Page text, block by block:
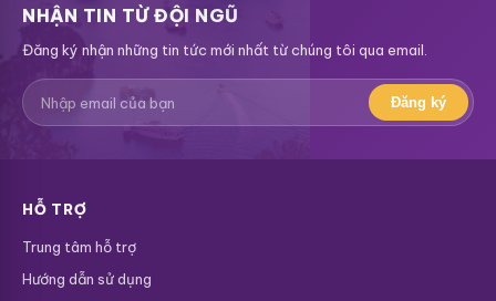
NHẬN TIN TỪ ĐỘI NGŨ
Đăng ký nhận những tin tức mới nhất từ chúng tôi qua email.
Đăng ký
HỖ TRỢ
Trung tâm hỗ trợ
Hướng dẫn sử dụng